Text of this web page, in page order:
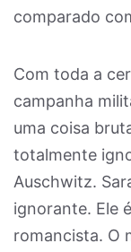
comparado
Com toda a
campanha
uma coisa
totalmente
Auschwitz.
ignorante. Ele
romancista. O